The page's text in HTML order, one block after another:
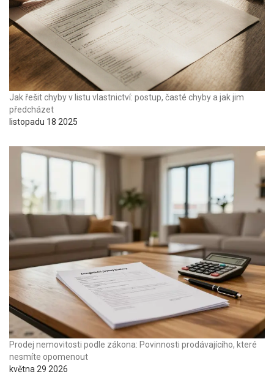
Jak řešit chyby v listu vlastnictví: postup, časté chyby a jak jim
předcházet
listopadu 18 2025
Prodej nemovitosti podle zákona: Povinnosti prodávajícího, které
nesmíte opomenout
května 29 2026